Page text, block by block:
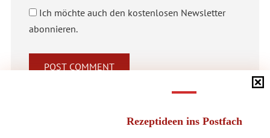
Rezeptideen ins Postfach
Ich möchte auch den kostenlosen Newsletter
abonnieren.